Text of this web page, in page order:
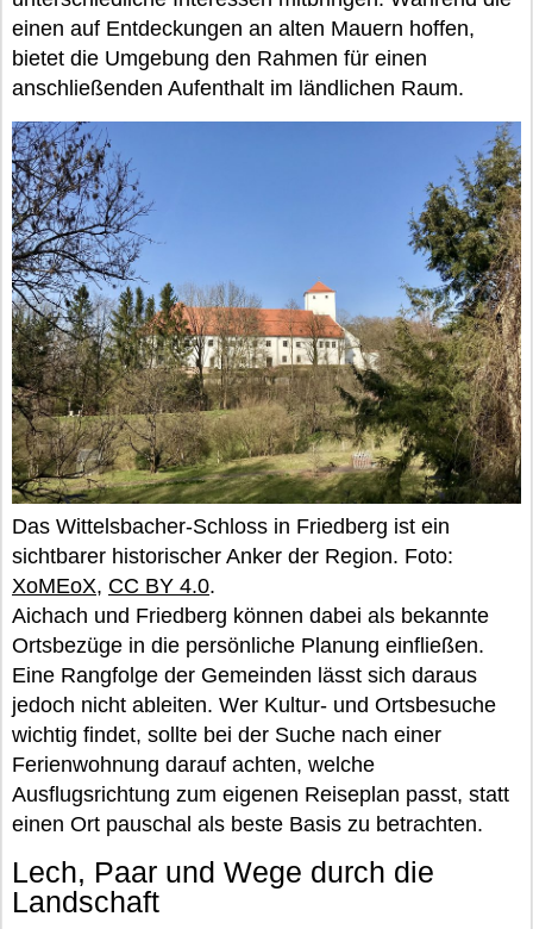
einen auf Entdeckungen an alten Mauern hoffen,
bietet die Umgebung den Rahmen für einen
anschließenden Aufenthalt im ländlichen Raum.
Das Wittelsbacher-Schloss in Friedberg ist ein
sichtbarer historischer Anker der Region. Foto:
XoMEoX, CC BY 4.0.
Aichach und Friedberg können dabei als bekannte
Ortsbezüge in die persönliche Planung einfließen.
Eine Rangfolge der Gemeinden lässt sich daraus
jedoch nicht ableiten. Wer Kultur- und Ortsbesuche
wichtig findet, sollte bei der Suche nach einer
Ferienwohnung darauf achten, welche
Ausflugsrichtung zum eigenen Reiseplan passt, statt
einen Ort pauschal als beste Basis zu betrachten.
Lech, Paar und Wege durch die
Landschaft